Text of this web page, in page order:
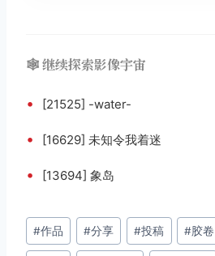
🕸️ 继续探索影像宇宙
• [21525] -water-
• [16629] 未知令我着迷
• [13694] 象岛
文
章
#作品 #分享 #投稿 #胶卷